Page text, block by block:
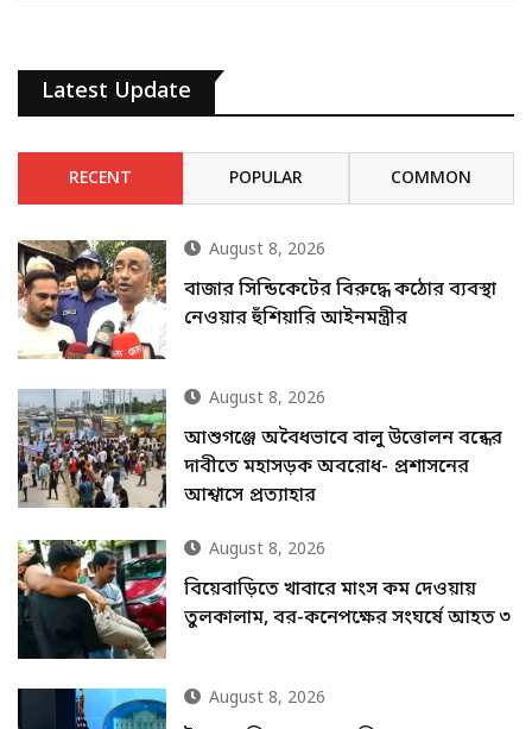
Latest Update
RECENT POPULAR COMMON
August 8, 2026
বাজার সিন্ডিকেটের বিরুদ্ধে কঠোর ব্যবস্থা
নেওয়ার হুঁশিয়ারি আইনমন্ত্রীর
August 8, 2026
আশুগঞ্জে অবৈধভাবে বালু উত্তোলন বন্ধের
দাবীতে মহাসড়ক অবরোধ- প্রশাসনের
আশ্বাসে প্রত্যাহার
August 8, 2026
বিয়েবাড়িতে খাবারে মাংস কম দেওয়ায়
তুলকালাম, বর-কনেপক্ষের সংঘর্ষে আহত ৩
August 8, 2026